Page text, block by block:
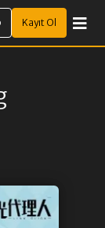
Kayıt Ol